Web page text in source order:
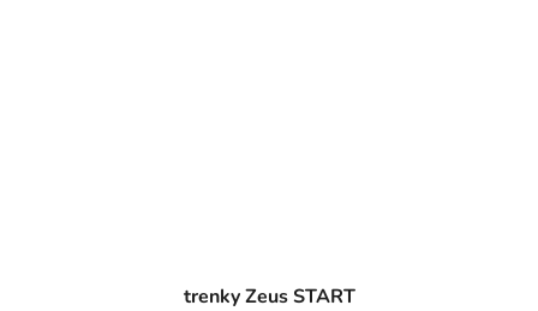
trenky Zeus START